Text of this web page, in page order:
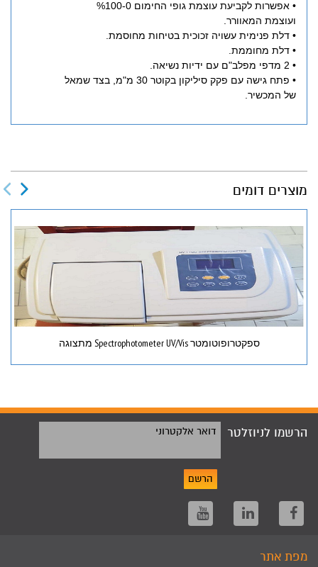
• אפשרות לקביעת עוצמת גופי החימום %100-0
ועוצמת המאוורר.
• דלת פנימית עשויה זכוכית בטיחות מחוסמת.
• דלת מחוממת.
• 2 מדפי מפלב"ם עם ידיות נשיאה.
• פתח גישה עם פקק סיליקון בקוטר 30 מ"מ, בצד שמאל
של המכשיר.
מוצרים דומים
ספקטרופוטומטר Spectrophotometer UV/Vis מתצוגה
הרשמו לניוזלטר דואר אלקטרוני
הרשם
מפת אתר